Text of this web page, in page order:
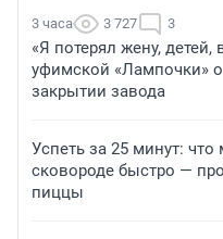
3 часа 3 727 3
«Я потерял жену, детей,
уфимской «Лампочки» о
закрытии завода
Успеть за 25 минут:
сковороде быстро —
пиццы